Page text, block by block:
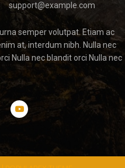
support@example.com
semper volutpat. Etiam ac
at, interdum nibh. Nulla nec
Nulla nec blandit orci Nulla nec